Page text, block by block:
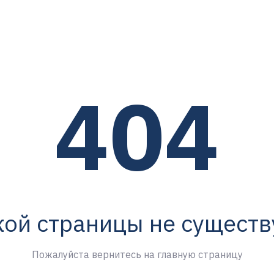
404
страницы не
Пожалуйста вернитесь на главную страницу